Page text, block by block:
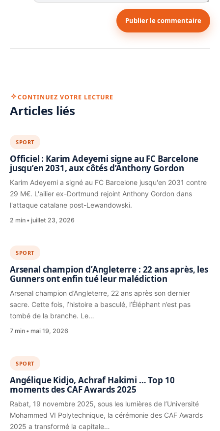
Publier le commentaire
CONTINUEZ VOTRE LECTURE
Articles liés
SPORT
Officiel : Karim Adeyemi signe au FC Barcelone
jusqu’en 2031, aux côtés d’Anthony Gordon
Karim Adeyemi a signé au FC Barcelone jusqu'en 2031 contre
29 M€. L'ailier ex-Dortmund rejoint Anthony Gordon dans
l'attaque catalane post-Lewandowski.
2 min juillet 23, 2026
SPORT
Arsenal champion d’Angleterre : 22 ans après, les
Gunners ont enfin tué leur malédiction
Arsenal champion d’Angleterre, 22 ans après son dernier
sacre. Cette fois, l’histoire a basculé, l’Éléphant n’est pas
tombé de la branche. Le…
7 min mai 19, 2026
SPORT
Angélique Kidjo, Achraf Hakimi … Top 10
moments des CAF Awards 2025
Rabat, 19 novembre 2025, sous les lumières de l’Université
Mohammed VI Polytechnique, la cérémonie des CAF Awards
2025 a transformé la capitale…